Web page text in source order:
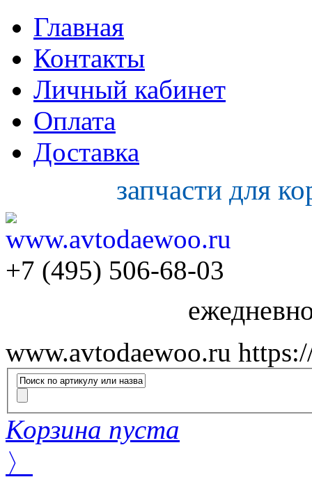
Главная
Контакты
Личный кабинет
Оплата
Доставка
запчасти для
+7 (495) 506-68-03
www.avtodaewoo.ru
Корзина пуста
〉